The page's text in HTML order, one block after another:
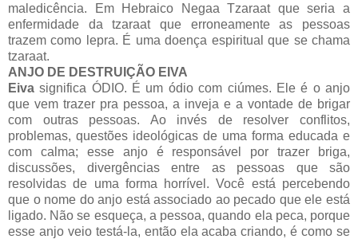
maledicência. Em Hebraico Negaa Tzaraat que seria a
enfermidade da tzaraat que erroneamente as pessoas
trazem como lepra. É uma doença espiritual que se chama
tzaraat.
ANJO DE DESTRUIÇÃO EIVA
Eiva significa ÓDIO. É um ódio com ciúmes. Ele é o anjo
que vem trazer pra pessoa, a inveja e a vontade de brigar
com outras pessoas. Ao invés de resolver conflitos,
problemas, questões ideológicas de uma forma educada e
com calma; esse anjo é responsável por trazer briga,
discussões, divergências entre as pessoas que são
resolvidas de uma forma horrível. Você está percebendo
que o nome do anjo está associado ao pecado que ele está
ligado. Não se esqueça, a pessoa, quando ela peca, porque
esse anjo veio testá-la, então ela acaba criando, é como se